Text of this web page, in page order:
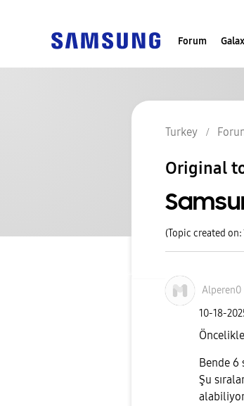
Forum
Turkey
Original
(Topic created
Alperen0
‎10-18-
Bende 6
Şu